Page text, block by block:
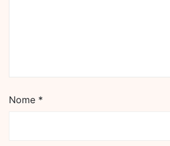
Nome *